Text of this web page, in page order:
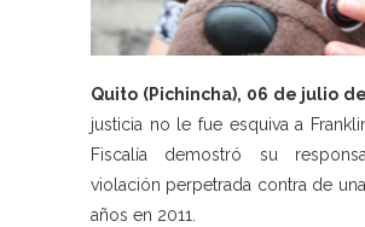
Quito (Pichincha), 06 de julio
justicia no le fue esquiva a
Fiscalía demostró su
violación perpetrada contra de
años en 2011.